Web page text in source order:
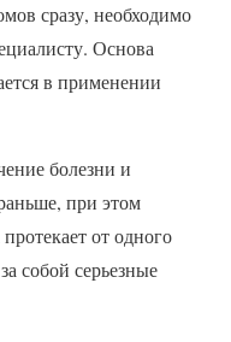
сразу, необходимо
Основа
в применении
болезни и
при этом
от одного
собой серьезные